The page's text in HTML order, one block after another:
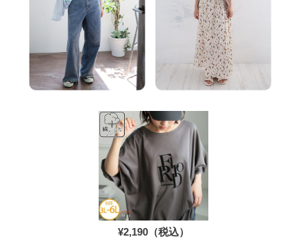
¥2,190（税込）